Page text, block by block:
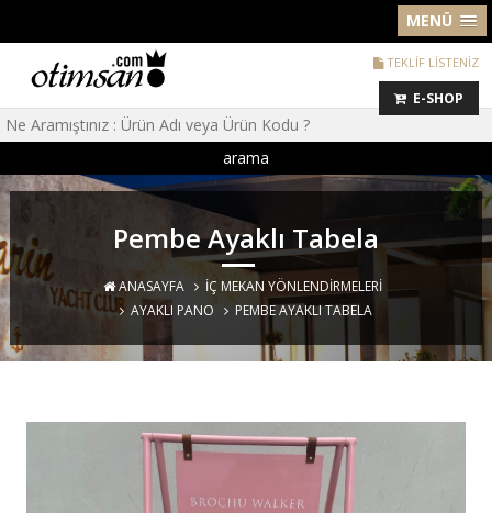
MENÜ
TEKLİF LİSTENİZ
E-SHOP
arama
Pembe Ayaklı Tabela
ANASAYFA
İÇ MEKAN YÖNLENDIRMELERI
AYAKLI PANO
PEMBE AYAKLI TABELA